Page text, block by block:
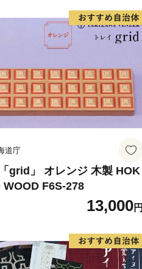
ット ポイント制 後から選べ
ゼント 贈り物 高額 ギフト
すめ F6S-668
道庁
「grid」 オレンジ 木製 HOK
KAIDO WOOD F6S-278
13,000円